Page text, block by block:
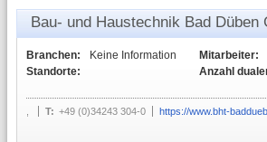
Bau- und Haustechnik Bad Düben
Branchen:
Keine Information
Standorte:
Mitarbeiter:
Anzahl
T: +49 (0)34243 304-0 https://www.bht-